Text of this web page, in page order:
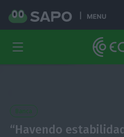
MENU
Banca
“Havendo